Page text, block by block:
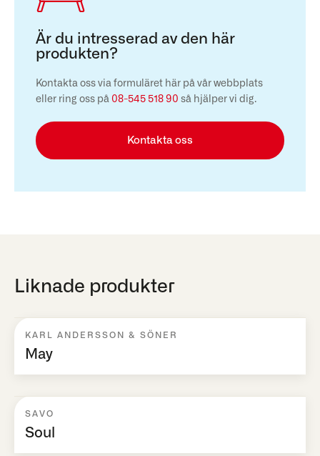
Är du intresserad av den här
produkten?
Kontakta oss via formuläret här på vår webbplats
eller ring oss på 08-545 518 90 så hjälper vi dig.
Kontakta oss
Liknade produkter
KARL ANDERSSON & SÖNER
May
SAVO
Soul